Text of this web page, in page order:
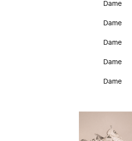
Dame
Dame
Dame
Dame
Dame